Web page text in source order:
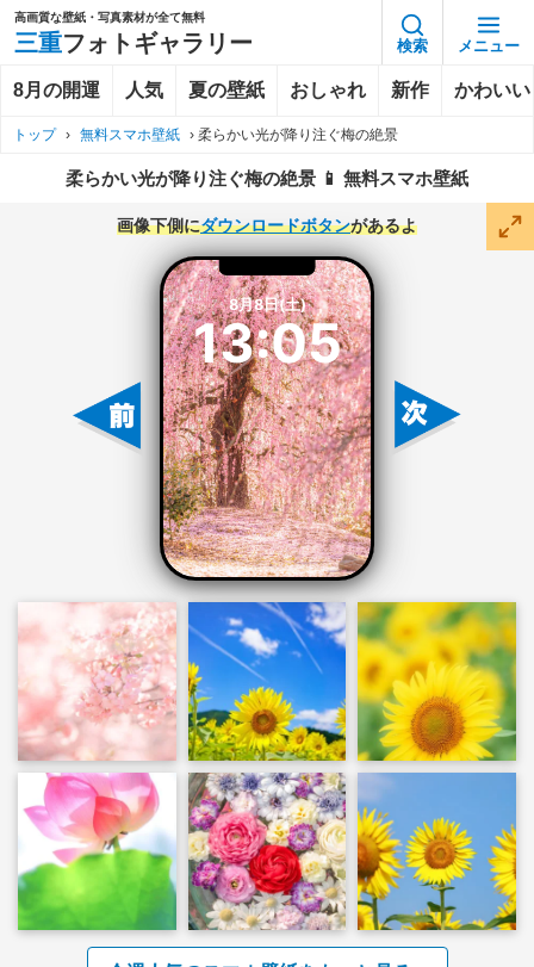
高画質な壁紙・写真素材が全て無料
三重フォトギャラリー 検索 メニュー
8月の開運 人気 夏の壁紙 おしゃれ 新作 かわいい
トップ › 無料スマホ壁紙 › 柔らかい光が降り注ぐ梅の絶景
柔らかい光が降り注ぐ梅の絶景 📱 無料スマホ壁紙
画像下側にダウンロードボタンがあるよ
8月8日(土)
13:05